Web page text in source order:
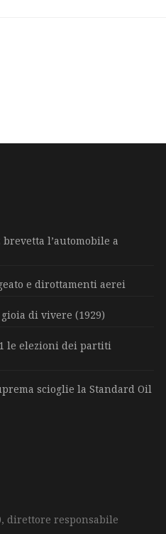
brevetta l’automobile a
e dirottamenti aerei
di vivere (1929)
le elezioni dei partiti
scioglie la Standard Oil
direttore responsabile